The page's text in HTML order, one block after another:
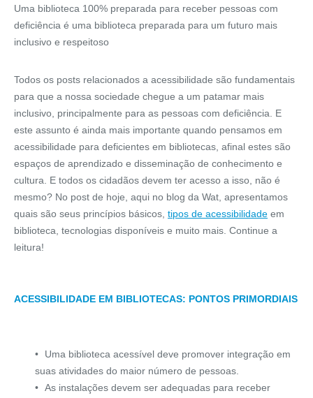
Uma biblioteca 100% preparada para receber pessoas com
deficiência é uma biblioteca preparada para um futuro mais
inclusivo e respeitoso
Todos os posts relacionados a acessibilidade são fundamentais
para que a nossa sociedade chegue a um patamar mais
inclusivo, principalmente para as pessoas com deficiência. E
este assunto é ainda mais importante quando pensamos em
acessibilidade para deficientes em bibliotecas, afinal estes são
espaços de aprendizado e disseminação de conhecimento e
cultura. E todos os cidadãos devem ter acesso a isso, não é
mesmo? No post de hoje, aqui no blog da Wat, apresentamos
quais são seus princípios básicos, tipos de acessibilidade em
biblioteca, tecnologias disponíveis e muito mais. Continue a
leitura!
ACESSIBILIDADE EM BIBLIOTECAS: PONTOS PRIMORDIAIS
Uma biblioteca acessível deve promover integração em
suas atividades do maior número de pessoas.
As instalações devem ser adequadas para receber